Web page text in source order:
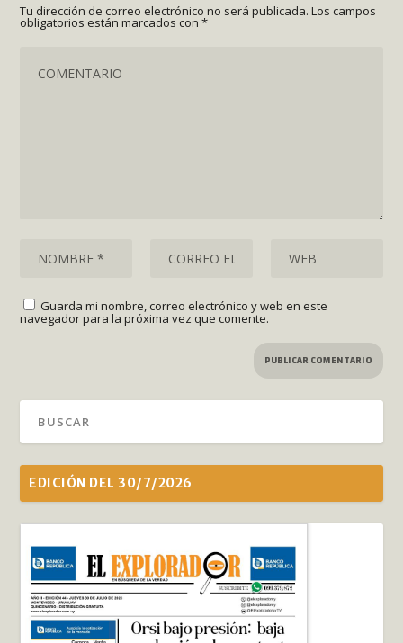
Tu dirección de correo electrónico no será publicada. Los campos
obligatorios están marcados con*
Guarda mi nombre, correo electrónico y web en este
navegador para la próxima vez que comente.
EDICIÓN DEL 30/7/2026